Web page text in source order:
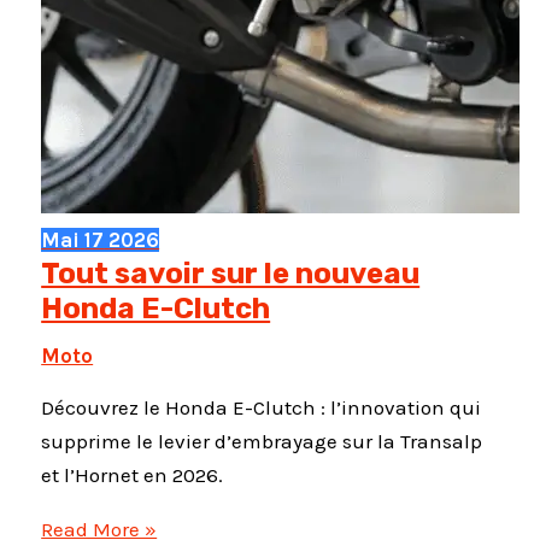
Mai 17 2026
Tout savoir sur le nouveau
Honda E-Clutch
Moto
Découvrez le Honda E-Clutch : l’innovation qui
supprime le levier d’embrayage sur la Transalp
et l’Hornet en 2026.
Tout
Read More »